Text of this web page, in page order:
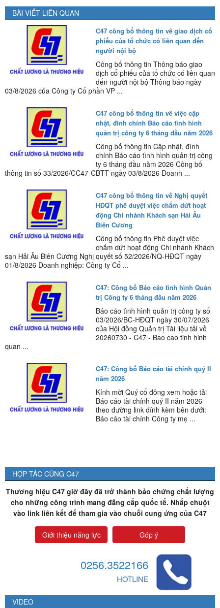
BÀI VIẾT LIÊN QUAN
C47 công bố thông tin về giao dịch cổ
phiếu của tổ chức có liên quan đến
người nội bộ
Công bố thông tin Thông báo giao
dịch cổ phiếu của tổ chức có liên quan
đến người nội bộ Thông báo ngày
03/8/2026 của Công ty Cổ phần VP ...
C47 công bố thông tin về việc cập
nhật, đính chính Báo cáo tình hình
quản trị công ty 6 tháng đầu năm 2026
Công bố thông tin Cập nhật, đính
chính Báo cáo tình hình quản trị công
ty 6 tháng đầu năm 2026 Công bố
thông tin số 33/2026/CC47-CBTT ngày 03/8/2026 Doanh ...
C47 công bố thông tin về Nghị quyết
HĐQT phê duyệt việc chấm dứt hoạt
động Chi nhánh Khách sạn Hải Âu
Biên Cương
Công bố thông tin Phê duyệt việc
chấm dứt hoạt động Chi nhánh Khách
sạn Hải Âu Biên Cương Nghị quyết số 52/2026/NQ-HĐQT ngày
01/8/2026 Doanh nghiệp: Công ty Cổ ...
C47: Công bố Báo cáo tình hình Quản
trị Công ty 6 tháng đầu năm 2026
Báo cáo tình hình quản trị công ty số
03/2026/BC-HĐQT ngày 30/07/2026
của Hội đồng Quản trị Tài liệu tải về
20260730 - C47 - Bao cao tinh hinh
quan ...
C47: Công bố Báo cáo tài chính quý II
năm 2026
Kính mời Quý cổ đông xem hoặc tải
Báo cáo tài chính quý II năm 2026
theo đường link đính kèm bên dưới:
Báo cáo tài chính Công ty mẹ ...
HỢP TÁC CÙNG C47
Thương hiệu C47 giờ đây đã trở thành bảo chứng chất lượng
cho những công trình mang đẳng cấp quốc tế. Nhấp chuột
vào link liên kết để tham gia vào chuỗi cung ứng của C47
Giới thiệu năng lực Góp ý
0256.3522166
HOTLINE
VIDEO